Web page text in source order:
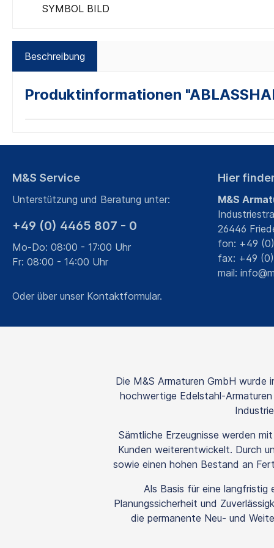
SYMBOL BILD
Beschreibung
Produktinformationen
M&S Service
Unterstützung und Beratung unter:
+49 (0) 4465 807 - 0
Mo-Do: 08:00 - 17:00 Uhr
Fr: 08:00 - 14:00 Uhr
Oder über unser Kontaktformular.
Hier
M&S
26446
fon: +49
fax: +49
mail:
Die M&S Armaturen GmbH
hochwertige Edelstahl-
Sämtliche Erzeugnisse werden
Kunden weiterentwickelt. Durch
sowie einen hohen Bestand an
Als Basis für eine langfristig
Planungssicherheit und
die permanente Neu- und